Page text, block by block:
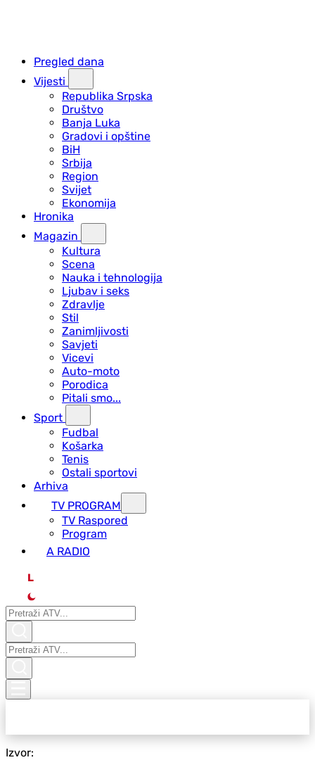
Pregled dana
Vijesti
Republika Srpska
Društvo
Banja Luka
Gradovi i opštine
BiH
Srbija
Region
Svijet
Ekonomija
Hronika
Magazin
Kultura
Scena
Nauka i tehnologija
Ljubav i seks
Zdravlje
Stil
Zanimljivosti
Savjeti
Vicevi
Auto-moto
Porodica
Pitali smo...
Sport
Fudbal
Košarka
Tenis
Ostali sportovi
Arhiva
TV PROGRAM
ТV Raspored
Program
A RADIO
L
Izvor: